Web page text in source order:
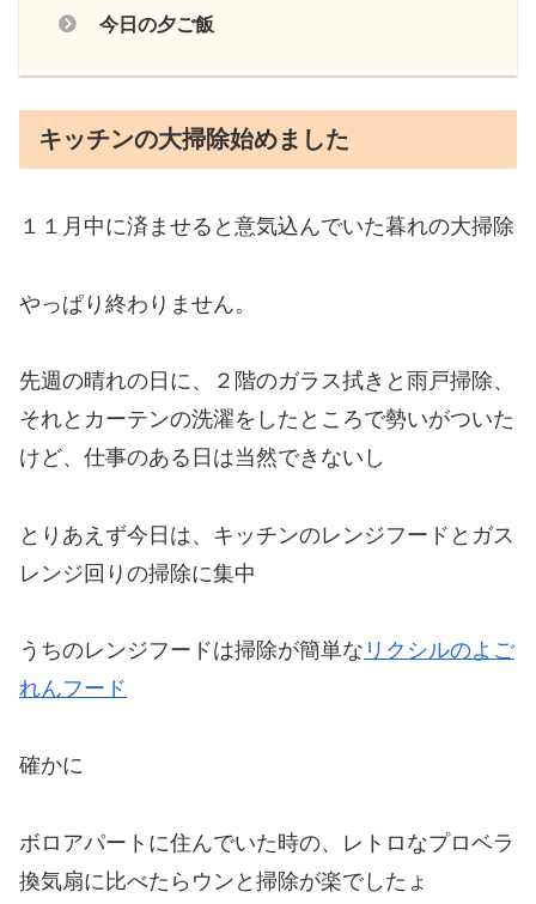
今日の夕ご飯
キッチンの大掃除始めました
１１月中に済ませると意気込んでいた暮れの大掃除
やっぱり終わりません。
先週の晴れの日に、２階のガラス拭きと雨戸掃除、
それとカーテンの洗濯をしたところで勢いがついた
けど、仕事のある日は当然できないし
とりあえず今日は、キッチンのレンジフードとガス
レンジ回りの掃除に集中
うちのレンジフードは掃除が簡単な リクシルのよご
れんフード
確かに
ボロアパートに住んでいた時の、レトロなプロベラ
換気扇に比べたらウンと掃除が楽でしたょ